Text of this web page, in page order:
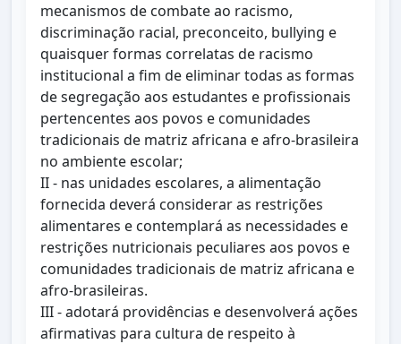
mecanismos de combate ao racismo,
discriminação racial, preconceito, bullying e
quaisquer formas correlatas de racismo
institucional a fim de eliminar todas as formas
de segregação aos estudantes e profissionais
pertencentes aos povos e comunidades
tradicionais de matriz africana e afro-brasileira
no ambiente escolar;
II - nas unidades escolares, a alimentação
fornecida deverá considerar as restrições
alimentares e contemplará as necessidades e
restrições nutricionais peculiares aos povos e
comunidades tradicionais de matriz africana e
afro-brasileiras.
III - adotará providências e desenvolverá ações
afirmativas para cultura de respeito à